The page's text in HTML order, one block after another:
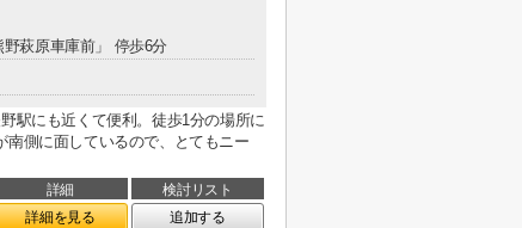
萩原車庫前」 停歩6分
にも近くて便利。徒歩1分の場所に
南側に面しているので、とてもニー
詳細
検討リスト
詳細を見る 追加する